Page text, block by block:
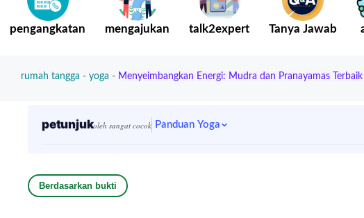
pengangkatan mengajukan talk2expert Tanya Jawab
rumah tangga - yoga - Menyeimbangkan Energi: Mudra dan Pranayamas
petunjukoleh sangat cocok Panduan Yoga
Berdasarkan bukti